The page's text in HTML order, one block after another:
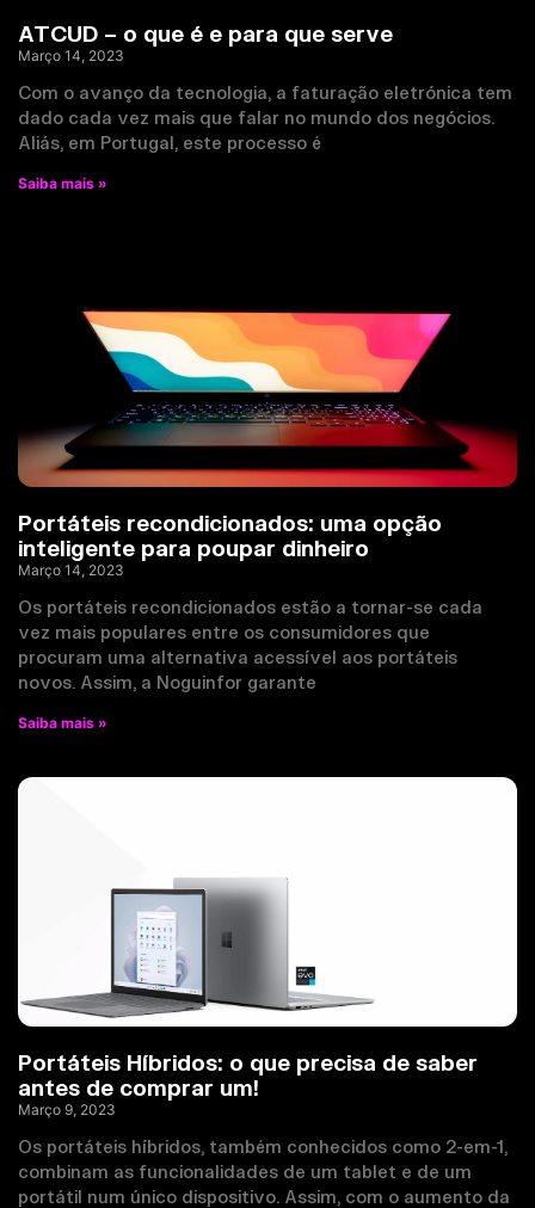
ATCUD – o que é e para que serve
Março 14, 2023
Com o avanço da tecnologia, a faturação eletrónica tem
dado cada vez mais que falar no mundo dos negócios.
Aliás, em Portugal, este processo é
Saiba mais »
Portáteis recondicionados: uma opção
inteligente para poupar dinheiro
Março 14, 2023
Os portáteis recondicionados estão a tornar-se cada
vez mais populares entre os consumidores que
procuram uma alternativa acessível aos portáteis
novos. Assim, a Noguinfor garante
Saiba mais »
Portáteis Híbridos: o que precisa de saber
antes de comprar um!
Março 9, 2023
Os portáteis híbridos, também conhecidos como 2-em-1,
combinam as funcionalidades de um tablet e de um
portátil num único dispositivo. Assim, com o aumento da